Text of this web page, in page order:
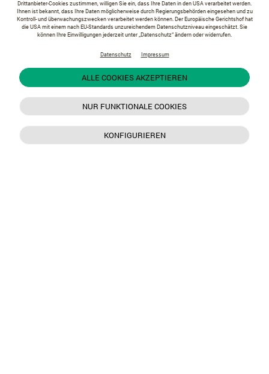
Drittanbieter-Cookies zustimmen, willigen Sie ein, dass Ihre Daten in den USA verarbeitet werden.
Ihnen ist bekannt, dass Ihre Daten möglicherweise durch Regierungsbehörden eingesehen und zu
Kontroll- und überwachungszwecken verarbeitet werden können. Der Europäische Gerichtshof hat
die USA mit einem nach EU-Standards unzureichendem Datenschutzniveau eingeschätzt. Sie
können Ihre Einwilligungen jederzeit unter „Datenschutz“ ändern oder widerrufen.
Datenschutz Impressum
ALLE COOKIES AKZEPTIEREN
NUR FUNKTIONALE COOKIES
KONFIGURIEREN